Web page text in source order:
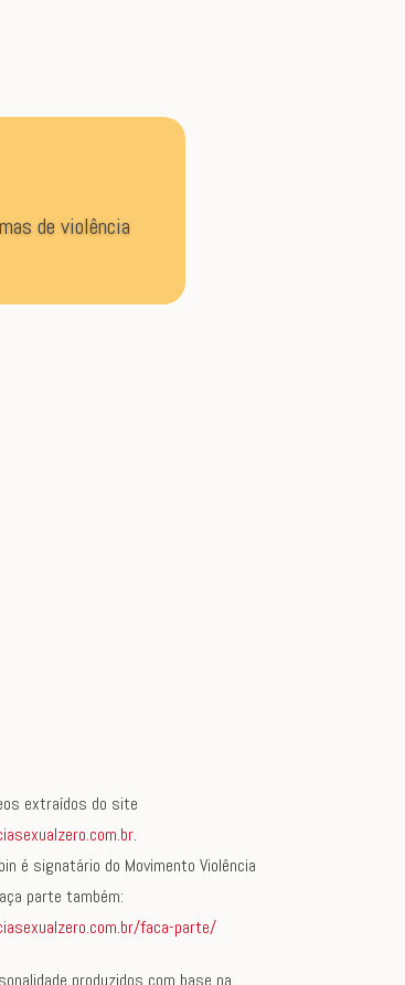
de violência
extraídos do site
.
é signatário do Movimento Violência
parte também:
faca-parte/